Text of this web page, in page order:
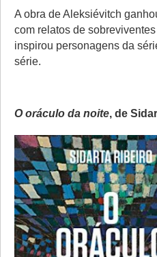
A obra de Aleksiévitch
com relatos de
inspirou personagens da
série.
O oráculo da noite, de